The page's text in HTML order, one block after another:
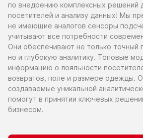
по внедрению комплексных решений
посетителей и анализу данных! Мы
не имеющие аналогов сенсоры
учитывают все потребности
Они обеспечивают не только точный
но и глубокую аналитику. Топовые
информацию о лояльности
возвратов, поле и размере одежды.
создаваемые уникальной
помогут в принятии ключевых
бизнесом.